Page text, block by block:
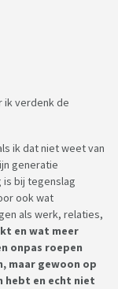
ik verdenk de
ik dat niet weet van
generatie
is bij tegenslag
ook wat
als werk, relaties,
en wat meer
onpas roepen
maar gewoon op
hebt en echt niet